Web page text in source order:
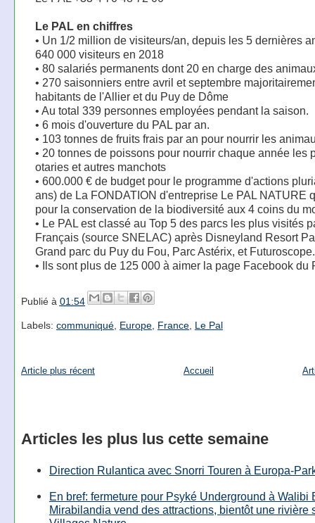
Le PAL en chiffres
• Un 1/2 million de visiteurs/an, depuis les 5 dernières
640 000 visiteurs en 2018
• 80 salariés permanents dont 20 en charge des
• 270 saisonniers entre avril et septembre
habitants de l'Allier et du Puy de Dôme
• Au total 339 personnes employées pendant la saison.
• 6 mois d'ouverture du PAL par an.
• 103 tonnes de fruits frais par an pour nourrir les
• 20 tonnes de poissons pour nourrir chaque année les
otaries et autres manchots
• 600.000 € de budget pour le programme d'actions
ans) de La FONDATION d'entreprise Le PAL NATURE
pour la conservation de la biodiversité aux 4 coins du
• Le PAL est classé au Top 5 des parcs les plus visités
Français (source SNELAC) après Disneyland Resort
Grand parc du Puy du Fou, Parc Astérix, et Futuroscope.
• Ils sont plus de 125 000 à aimer la page Facebook du
Publié à 01:54
Labels: communiqué, Europe, France, Le Pal
Article plus récent Accueil
Articles les plus lus cette semaine
Direction Rulantica avec Snorri Touren à Europa-
En bref: fermeture pour Psyké Underground à Walibi
Mirabilandia vend des attractions, bientôt une rivière